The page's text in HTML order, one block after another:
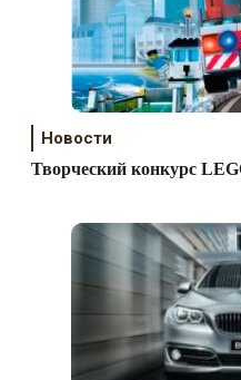
Новости
Творческий конкурс